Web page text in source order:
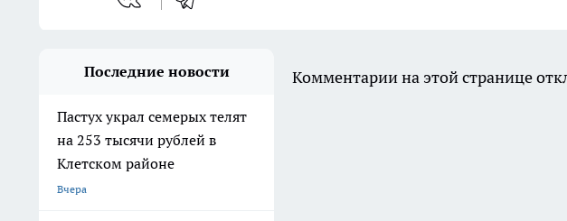
Последние новости
Пастух украл семерых телят
на 253 тысячи рублей в
Клетском районе
Вчера
Комментарии на этой странице